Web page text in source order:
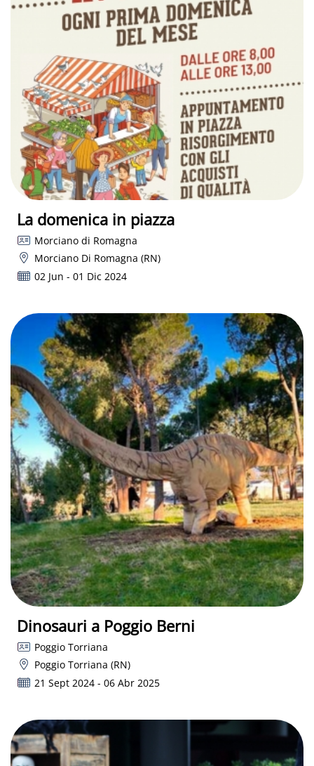
La domenica in piazza
Morciano di Romagna
Morciano Di Romagna (RN)
02 Jun - 01 Dic 2024
Dinosauri a Poggio Berni
Poggio Torriana
Poggio Torriana (RN)
21 Sept 2024 - 06 Abr 2025